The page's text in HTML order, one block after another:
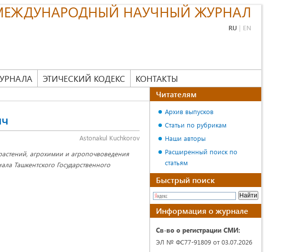
НАУЧНЫЙ ЖУРНАЛ
RU | EN
ЭТИЧЕСКИЙ КОДЕКС КОНТАКТЫ
Astonakul Kuchkorov
агрохимии и агропочвоведения
Ташкентского Государственного
Читателям
Архив выпусков
Статьи по рубрикам
Наши авторы
Расширенный поиск по
статьям
Быстрый поиск
Информация о журнале
Св-во о регистрации СМИ:
ЭЛ № ФС77-91809 от 03.07.2026